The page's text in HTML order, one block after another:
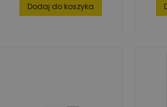
Dodaj do koszyka